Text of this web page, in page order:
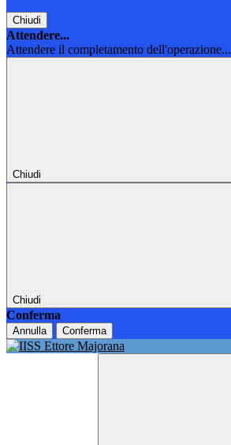
Chiudi
Attendere...
Attendere il completamento dell'operazione...
Chiudi
Chiudi
Conferma
Annulla Conferma